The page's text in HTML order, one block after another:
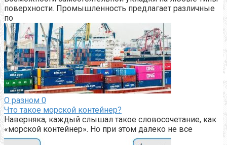
поверхности. Промышленность предлагает различные
по
О разном 0
Что такое морской контейнер?
Наверняка, каждый слышал такое словосочетание, как
«морской контейнер». Но при этом далеко не все